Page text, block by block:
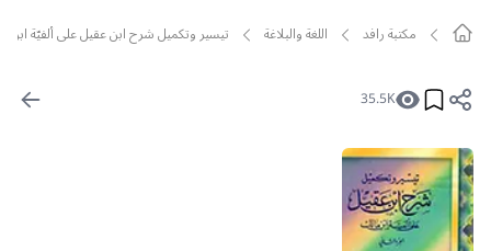
مکتبة رافد اللغة والبلاغة تيسير وتكميل شرح ابن عقيل على ألفيّة ابن
35.5K